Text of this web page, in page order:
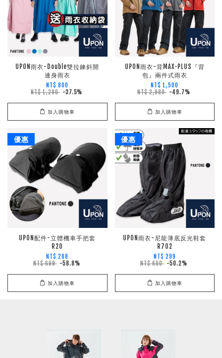
UPON雨衣-Double雙拉鍊斜開
連身雨衣
NT$ 800
NT$ 1,280 -37.5%
加入購物車
UPON雨衣-背MAX-PLUS『背
包』兩件式雨衣
NT$ 1,500
NT$ 2,980 -49.7%
加入購物車
優惠
UPON配件-立體機車手把套
R20
NT$ 288
NT$ 699 -58.8%
加入購物車
優惠
UPON雨衣-尼龍薄底反光鞋套
R702
NT$ 299
NT$ 600 -50.2%
加入購物車